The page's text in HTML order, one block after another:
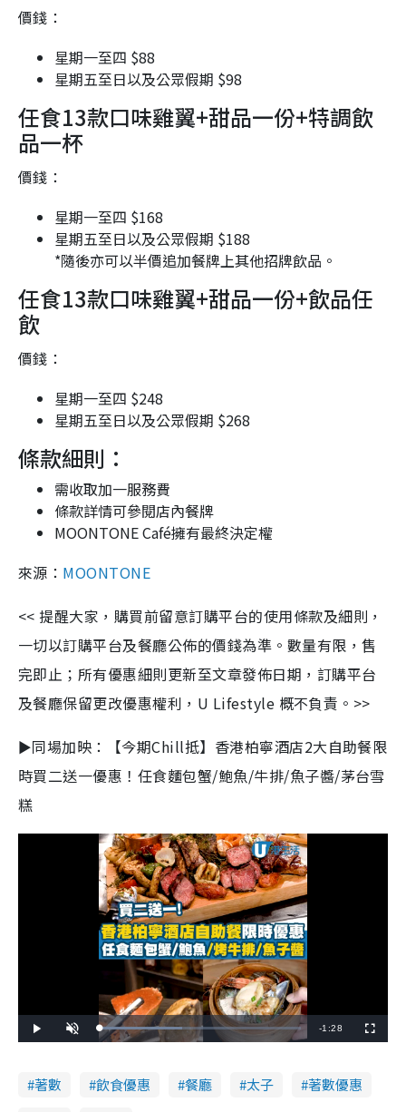
價錢：
星期一至四 $88
星期五至日以及公眾假期 $98
任食13款口味雞翼+甜品一份+特調飲
品一杯
價錢：
星期一至四 $168
星期五至日以及公眾假期 $188
*隨後亦可以半價追加餐牌上其他招牌飲品。
任食13款口味雞翼+甜品一份+飲品任
飲
價錢：
星期一至四 $248
星期五至日以及公眾假期 $268
條款細則：
需收取加一服務費
條款詳情可參閱店內餐牌
MOONTONE Café擁有最終決定權
來源： MOONTONE
<< 提醒大家，購買前留意訂購平台的使用條款及細則，
一切以訂購平台及餐廳公佈的價錢為準。數量有限，售
完即止；所有優惠細則更新至文章發佈日期，訂購平台
及餐廳保留更改優惠權利，U Lifestyle 概不負責。>>
►同場加映：【今期Chill抵】香港柏寧酒店2大自助餐限
時買二送一優惠！任食麵包蟹/鮑魚/牛排/魚子醬/茅台雪
糕
l
n
e
L
o
d
:
4
R
m
-1:28
u
c
r
著數 飲食優惠 餐廳 太子
著數優惠